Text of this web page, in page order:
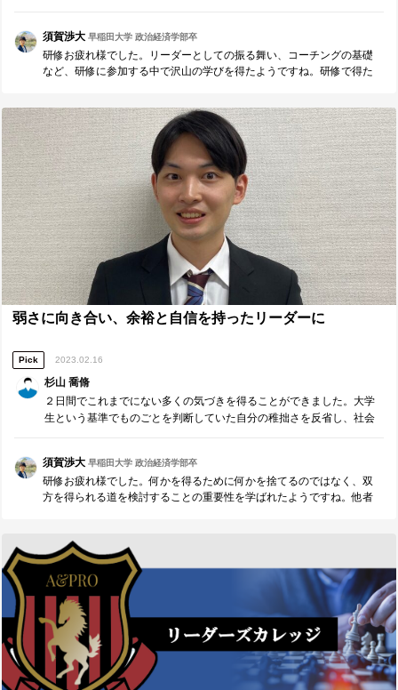
須賀渉大早稲田大学 政治経済学部卒
研修お疲れ様でした。リーダーとしての振る舞い、コーチングの基礎
など、研修に参加する中で沢山の学びを得たようですね。研修で得た
のような姿になれることを心から応援しています！
弱さに向き合い、余裕と自信を持ったリーダーに
Pick 2023.02.16
杉山 喬脩
２日間でこれまでにない多くの気づきを得ることができました。大学
生という基準でものごとを判断していた自分の稚拙さを反省し、社会
向き合い、常に義務・責任を果たして権限をもらえるよう準備のでき
る人になりたいです。
須賀渉大早稲田大学 政治経済学部卒
研修お疲れ様でした。何かを得るために何かを捨てるのではなく、双
方を得られる道を検討することの重要性を学ばれたようですね。他者
す。研修の学びを習慣化して成長した姿をみせてくれることを楽しみ
にしていますね。心から応援しています！